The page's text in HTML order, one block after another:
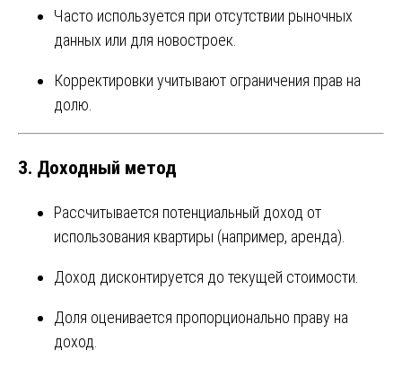
Часто используется при отсутствии рыночных
данных или для новостроек.
Корректировки учитывают ограничения прав на
долю.
3. Доходный метод
Рассчитывается потенциальный доход от
использования квартиры (например, аренда).
Доход дисконтируется до текущей стоимости.
Доля оценивается пропорционально праву на
доход.